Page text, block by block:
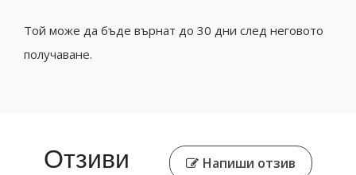
Той може да бъде върнат до 30 дни след неговото
получаване.
Отзиви Напиши отзив